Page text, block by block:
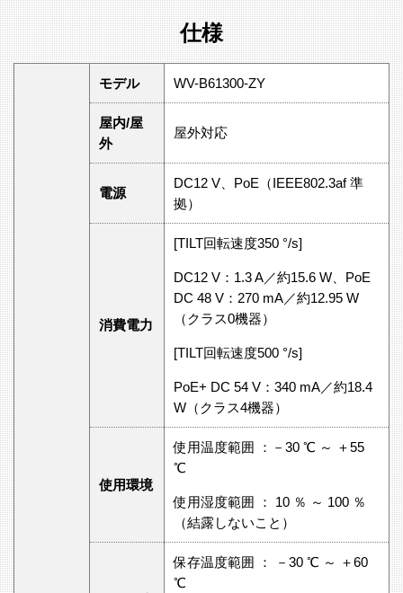
仕様
モデル WV-B61300-ZY
屋内/屋
外
屋外対応
電源
DC12 V、PoE（IEEE802.3af 準
拠）
消費電力
[TILT回転速度350 °/s]
DC12 V：1.3 A／約15.6 W、PoE
DC 48 V：270 mA／約12.95 W
（クラス0機器）
[TILT回転速度500 °/s]
PoE+ DC 54 V：340 mA／約18.4
W（クラス4機器）
使用環境
使用温度範囲 ：－30 ℃ ～ ＋55
℃
使用湿度範囲 ： 10 ％ ～ 100 ％
（結露しないこと）
保存温度範囲 ： －30 ℃ ～ ＋60
℃